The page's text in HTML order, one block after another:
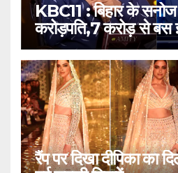
KBC11 : बिहार के
करोड़पति,7 करोड़ से बस
रैंप पर दिखा दीपिका का